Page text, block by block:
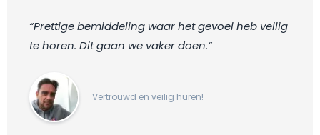
“Prettige bemiddeling waar het gevoel heb veilig
te horen. Dit gaan we vaker doen.“
Vertrouwd en veilig huren!